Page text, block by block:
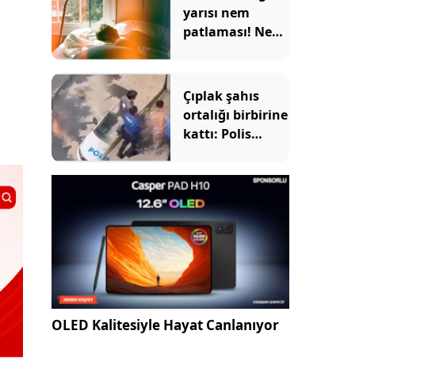
yarısı nem
patlaması! Nem
Çıplak şahıs
ortalığı birbirine
kattı: Polis
tekmeledi
OLED Kalitesiyle Hayat Canlanıyor